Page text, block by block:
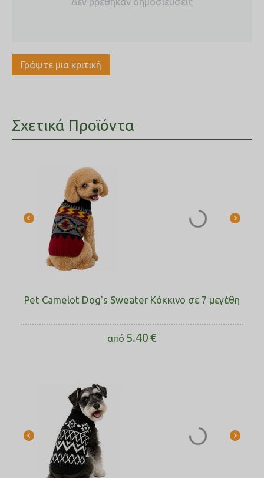
Γράψτε μια κριτική
Σχετικά Προϊόντα
Pet Camelot Dog's Sweater Κόκκινο σε 7 μεγέθη
από 5.40€